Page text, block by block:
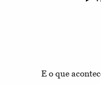
E o que